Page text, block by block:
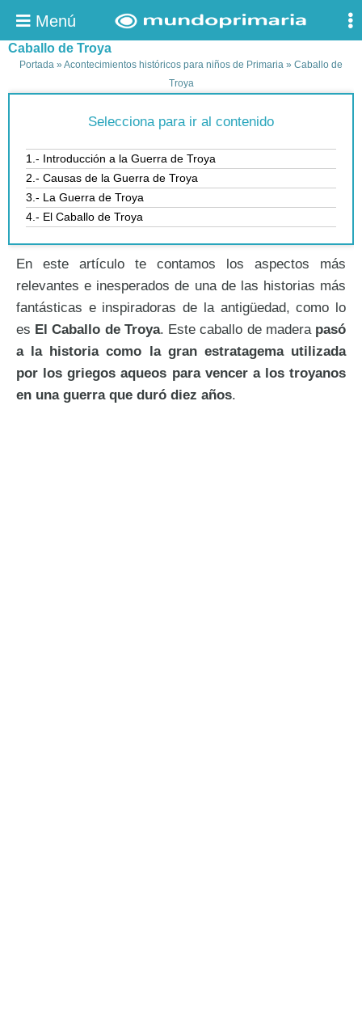
Menú
Caballo de Troya
Portada » Acontecimientos históricos para niños de Primaria » Caballo de
Troya
Selecciona para ir al contenido
1.- Introducción a la Guerra de Troya
2.- Causas de la Guerra de Troya
3.- La Guerra de Troya
4.- El Caballo de Troya
En este artículo te contamos los aspectos más
relevantes e inesperados de una de las historias más
fantásticas e inspiradoras de la antigüedad, como lo
es El Caballo de Troya. Este caballo de madera pasó
a la historia como la gran estratagema utilizada
por los griegos aqueos para vencer a los troyanos
en una guerra que duró diez años.